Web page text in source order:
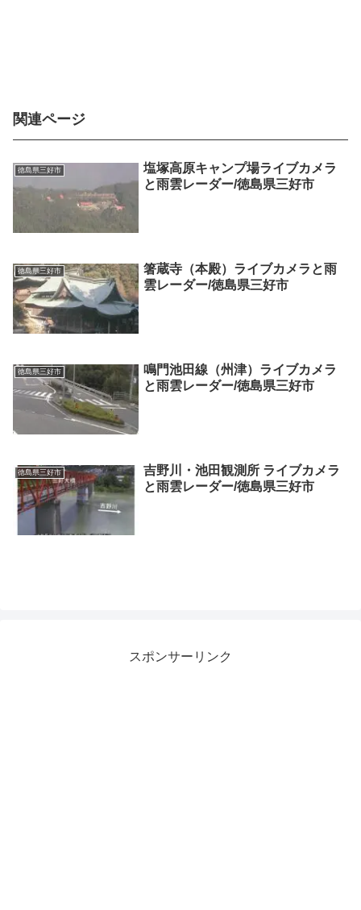
関連ページ
徳島県三好市
塩塚高原キャンプ場ライブカメラ
と雨雲レーダー/徳島県三好市
徳島県三好市
箸蔵寺（本殿）ライブカメラと雨
雲レーダー/徳島県三好市
徳島県三好市
鳴門池田線（州津）ライブカメラ
と雨雲レーダー/徳島県三好市
徳島県三好市
吉野川・池田観測所 ライブカメラ
と雨雲レーダー/徳島県三好市
スポンサーリンク